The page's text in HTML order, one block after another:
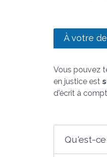
À votre
Vous pouvez
en justice est
d'écrit à
Qu'est-